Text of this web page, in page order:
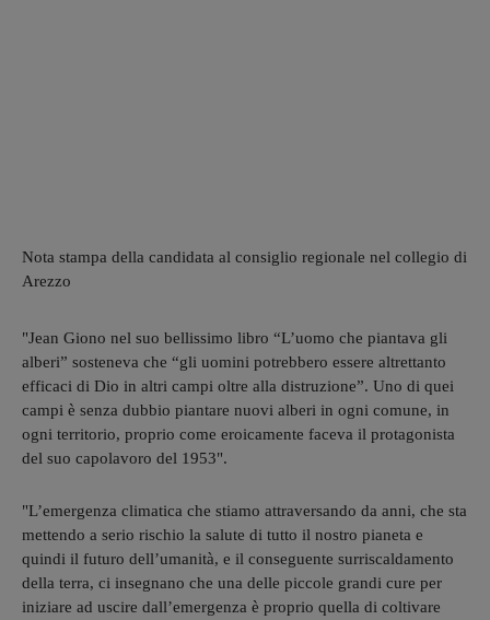
Nota stampa della candidata al consiglio regionale nel collegio di
Arezzo
"Jean Giono nel suo bellissimo libro “L’uomo che piantava gli
alberi” sosteneva che “gli uomini potrebbero essere altrettanto
efficaci di Dio in altri campi oltre alla distruzione”. Uno di quei
campi è senza dubbio piantare nuovi alberi in ogni comune, in
ogni territorio, proprio come eroicamente faceva il protagonista
del suo capolavoro del 1953".
"L’emergenza climatica che stiamo attraversando da anni, che sta
mettendo a serio rischio la salute di tutto il nostro pianeta e
quindi il futuro dell’umanità, e il conseguente surriscaldamento
della terra, ci insegnano che una delle piccole grandi cure per
iniziare ad uscire dall’emergenza è proprio quella di coltivare